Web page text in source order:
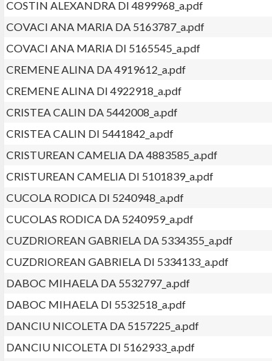
COSTIN ALEXANDRA DI 4899968_a.pdf
COVACI ANA MARIA DA 5163787_a.pdf
COVACI ANA MARIA DI 5165545_a.pdf
CREMENE ALINA DA 4919612_a.pdf
CREMENE ALINA DI 4922918_a.pdf
CRISTEA CALIN DA 5442008_a.pdf
CRISTEA CALIN DI 5441842_a.pdf
CRISTUREAN CAMELIA DA 4883585_a.pdf
CRISTUREAN CAMELIA DI 5101839_a.pdf
CUCOLA RODICA DI 5240948_a.pdf
CUCOLAS RODICA DA 5240959_a.pdf
CUZDRIOREAN GABRIELA DA 5334355_a.pdf
CUZDRIOREAN GABRIELA DI 5334133_a.pdf
DABOC MIHAELA DA 5532797_a.pdf
DABOC MIHAELA DI 5532518_a.pdf
DANCIU NICOLETA DA 5157225_a.pdf
DANCIU NICOLETA DI 5162933_a.pdf